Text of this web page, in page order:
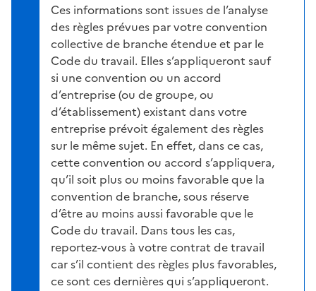
Ces informations sont issues de l’analyse
des règles prévues par votre convention
collective de branche étendue et par le
Code du travail. Elles s’appliqueront sauf
si une convention ou un accord
d’entreprise (ou de groupe, ou
d’établissement) existant dans votre
entreprise prévoit également des règles
sur le même sujet. En effet, dans ce cas,
cette convention ou accord s’appliquera,
qu’il soit plus ou moins favorable que la
convention de branche, sous réserve
d’être au moins aussi favorable que le
Code du travail. Dans tous les cas,
reportez-vous à votre contrat de travail
car s’il contient des règles plus favorables,
ce sont ces dernières qui s’appliqueront.